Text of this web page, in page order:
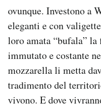
ovunque. Investono a
eleganti e con
loro amata “bufala”
immutato e costante
mozzarella li metta
tradimento del
vivono. E dove